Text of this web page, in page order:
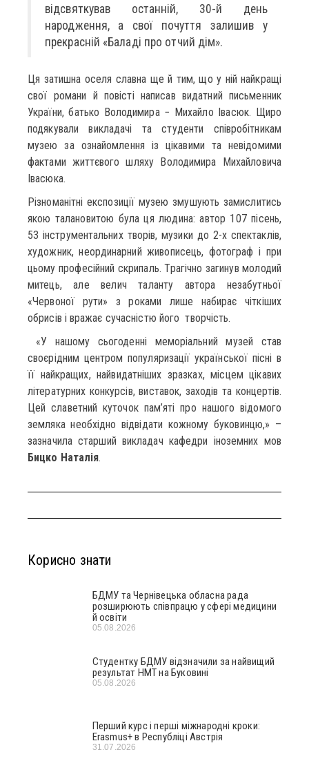
відсвяткував останній, 30-й день
народження, а свої почуття залишив у
прекрасній «Баладі про отчий дім».
Ця затишна оселя славна ще й тим, що у ній найкращі
свої романи й повісті написав видатний письменник
України, батько Володимира − Михайло Івасюк. Щиро
подякували викладачі та студенти співробітникам
музею за ознайомлення із цікавими та невідомими
фактами життєвого шляху Володимира Михайловича
Івасюка.
Різноманітні експозиції музею змушують замислитись
якою талановитою була ця людина: автор 107 пісень,
53 інструментальних творів, музики до 2-х спектаклів,
художник, неординарний живописець, фотограф і при
цьому професійний скрипаль. Трагічно загинув молодий
митець, але велич таланту автора незабутньої
«Червоної рути» з роками лише набирає чіткіших
обрисів і вражає сучасністю його творчість.
«У нашому сьогоденні меморіальний музей став
своєрідним центром популяризації української пісні в
її найкращих, найвидатніших зразках, місцем цікавих
літературних конкурсів, виставок, заходів та концертів.
Цей славетний куточок пам’яті про нашого відомого
земляка необхідно відвідати кожному буковинцю,» –
зазначила старший викладач кафедри іноземних мов
Бицко Наталія.
Корисно знати
БДМУ та Чернівецька обласна рада
розширюють співпрацю у сфері медицини
й освіти
05.08.2026
Студентку БДМУ відзначили за найвищий
результат НМТ на Буковині
05.08.2026
Перший курс і перші міжнародні кроки:
Erasmus+ в Республіці Австрія
31.07.2026